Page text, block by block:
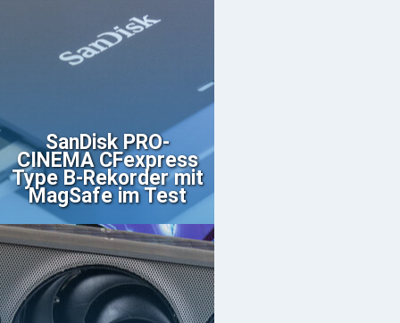
SanDisk PRO-
CINEMA CFexpress
Type B-Rekorder mit
MagSafe im Test